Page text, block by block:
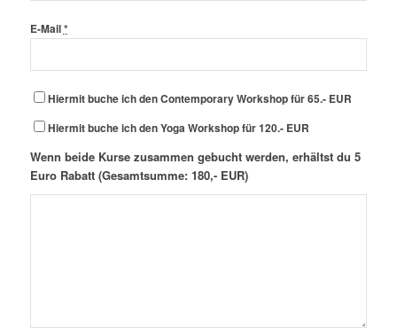
E-Mail*
Hiermit buche ich den Contemporary Workshop für 65.- EUR
Hiermit buche ich den Yoga Workshop für 120.- EUR
Wenn beide Kurse zusammen gebucht werden, erhältst du 5
Euro Rabatt (Gesamtsumme: 180,- EUR)